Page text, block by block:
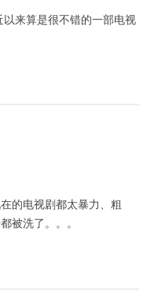
来算是很不错的一部电视
的电视剧都太暴力、粗
被洗了。。。